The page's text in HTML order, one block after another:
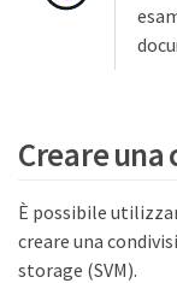
Creare una
È possibile
creare una
storage (SVM).